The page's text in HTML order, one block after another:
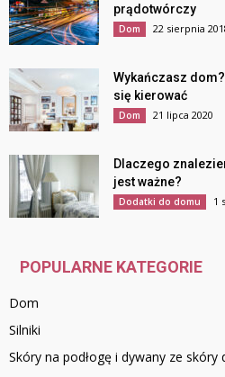
prądotwórczy
Dom 22 sierpnia
Wykańczasz
się kierować
Dom 21 lipca 2020
Dlaczego
jest ważne?
Dodatki do domu 1
POPULARNE KATEGORIE
Dom
Silniki
Skóry na podłogę i dywany ze skóry